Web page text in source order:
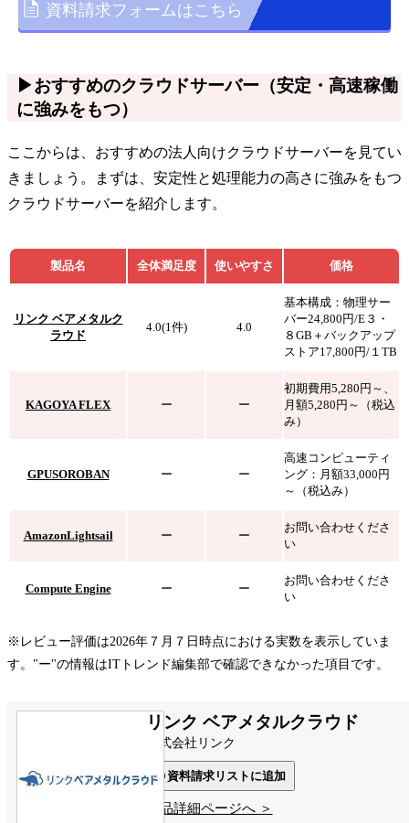
資料請求フォームはこちら
▶おすすめのクラウドサーバー（安定・高速稼働
に強みをもつ）
ここからは、おすすめの法人向けクラウドサーバーを見てい
きましょう。まずは、安定性と処理能力の高さに強みをもつ
クラウドサーバーを紹介します。
製品名 全体満足度 使いやすさ 価格
リンク ベアメタルク
ラウド
4.0(1件) 4.0
基本構成：物理サー
バー24,800円/E３・
８GB＋バックアップ
ストア17,800円/１TB
KAGOYA FLEX ー ー
初期費用5,280円～、
月額5,280円～（税込
み）
GPUSOROBAN ー ー
高速コンピューティ
ング：月額33,000円
～（税込み）
AmazonLightsail ー ー
お問い合わせくださ
い
Compute Engine ー ー
お問い合わせくださ
い
※レビュー評価は2026年７月７日時点における実数を表示していま
す。"ー"の情報はITトレンド編集部で確認できなかった項目です。
リンク ベアメタルクラウド
株式会社リンク
資料請求リストに追加
製品詳細ページへ ＞